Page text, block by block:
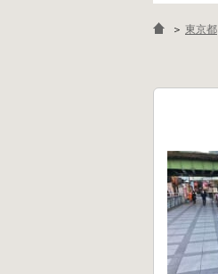
＞ 東京都